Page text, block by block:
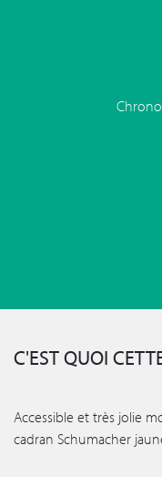
C'EST QUOI
Accessible et très jolie
cadran Schumacher